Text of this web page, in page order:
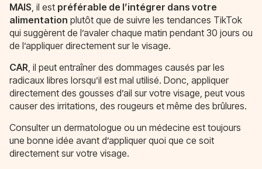
MAIS , il est préférable de l’intégrer dans votre
alimentation plutôt que de suivre les tendances TikTok
qui suggèrent de l’avaler chaque matin pendant 30 jours ou
de l’appliquer directement sur le visage.
CAR , il peut entraîner des dommages causés par les
radicaux libres lorsqu’il est mal utilisé. Donc, appliquer
directement des gousses d’ail sur votre visage, peut vous
causer des irritations, des rougeurs et même des brûlures.
Consulter un dermatologue ou un médecine est toujours
une bonne idée avant d’appliquer quoi que ce soit
directement sur votre visage.